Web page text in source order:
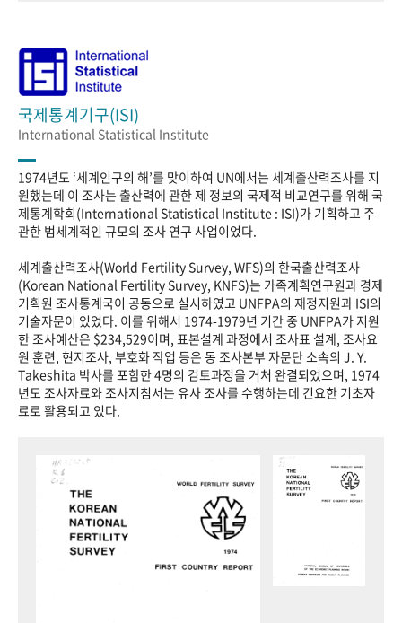
국제통계기구(ISI)
International Statistical Institute
1974년도 ‘세계인구의 해’를 맞이하여 UN에서는 세계출산력조사를 지
원했는데 이 조사는 출산력에 관한 제 정보의 국제적 비교연구를 위해 국
제통계학회(International Statistical Institute : ISI)가 기획하고 주
관한 범세계적인 규모의 조사 연구 사업이었다.
세계출산력조사(World Fertility Survey, WFS)의 한국출산력조사
(Korean National Fertility Survey, KNFS)는 가족계획연구원과 경제
기획원 조사통계국이 공동으로 실시하였고 UNFPA의 재정지원과 ISI의
기술자문이 있었다. 이를 위해서 1974-1979년 기간 중 UNFPA가 지원
한 조사예산은 $234,529이며, 표본설계 과정에서 조사표 설계, 조사요
원 훈련, 현지조사, 부호화 작업 등은 동 조사본부 자문단 소속의 J. Y.
Takeshita 박사를 포함한 4명의 검토과정을 거처 완결되었으며, 1974
년도 조사자료와 조사지침서는 유사 조사를 수행하는데 긴요한 기초자
료로 활용되고 있다.